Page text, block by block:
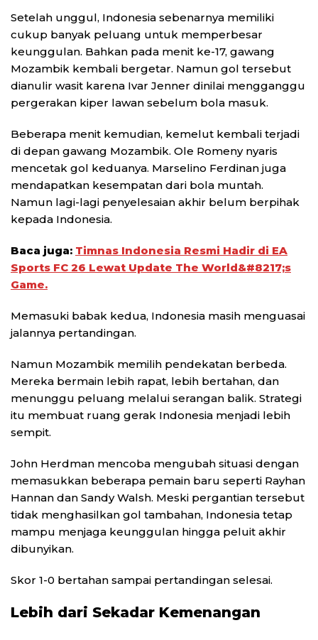
Setelah unggul, Indonesia sebenarnya memiliki
cukup banyak peluang untuk memperbesar
keunggulan. Bahkan pada menit ke-17, gawang
Mozambik kembali bergetar. Namun gol tersebut
dianulir wasit karena Ivar Jenner dinilai mengganggu
pergerakan kiper lawan sebelum bola masuk.
Beberapa menit kemudian, kemelut kembali terjadi
di depan gawang Mozambik. Ole Romeny nyaris
mencetak gol keduanya. Marselino Ferdinan juga
mendapatkan kesempatan dari bola muntah.
Namun lagi-lagi penyelesaian akhir belum berpihak
kepada Indonesia.
Baca juga: Timnas Indonesia Resmi Hadir di EA
Sports FC 26 Lewat Update The World&#8217;s
Game.
Memasuki babak kedua, Indonesia masih menguasai
jalannya pertandingan.
Namun Mozambik memilih pendekatan berbeda.
Mereka bermain lebih rapat, lebih bertahan, dan
menunggu peluang melalui serangan balik. Strategi
itu membuat ruang gerak Indonesia menjadi lebih
sempit.
John Herdman mencoba mengubah situasi dengan
memasukkan beberapa pemain baru seperti Rayhan
Hannan dan Sandy Walsh. Meski pergantian tersebut
tidak menghasilkan gol tambahan, Indonesia tetap
mampu menjaga keunggulan hingga peluit akhir
dibunyikan.
Skor 1-0 bertahan sampai pertandingan selesai.
Lebih dari Sekadar Kemenangan